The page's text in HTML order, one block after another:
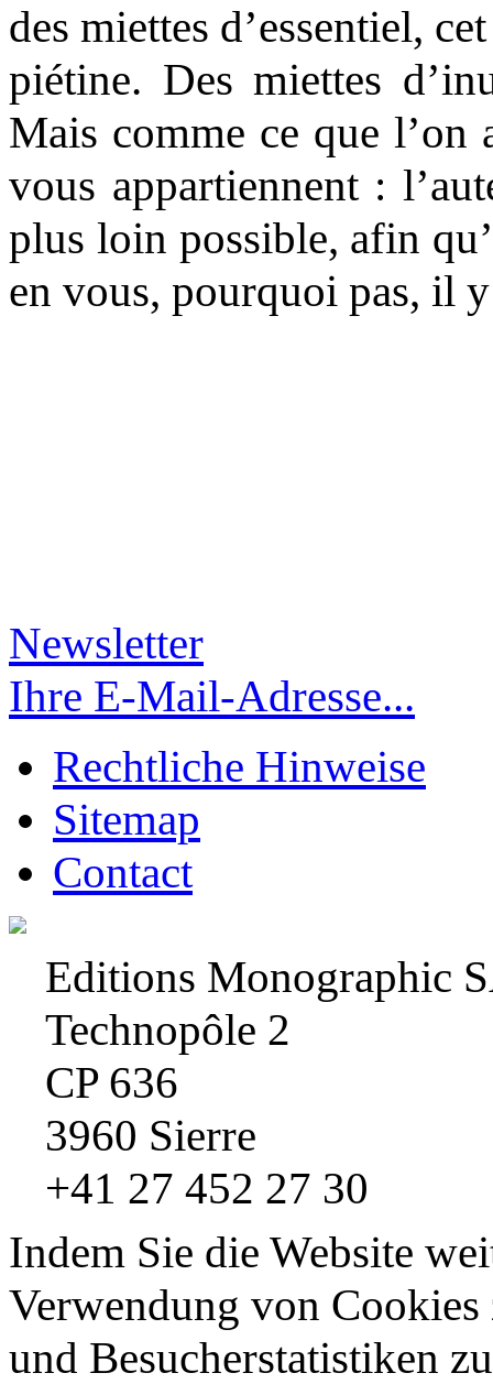
des miettes d’essentiel,
piétine. Des miettes
Mais comme ce que l’on
vous appartiennent :
plus loin possible, afin
en vous, pourquoi pas, il
Newsletter
Ihre E-Mail-Adresse...
Rechtliche Hinweise
Sitemap
Contact
Editions Monographic
Technopôle 2
CP 636
3960 Sierre
+41 27 452 27 30
Indem Sie die Website
Verwendung von
und Besucherstatistiken